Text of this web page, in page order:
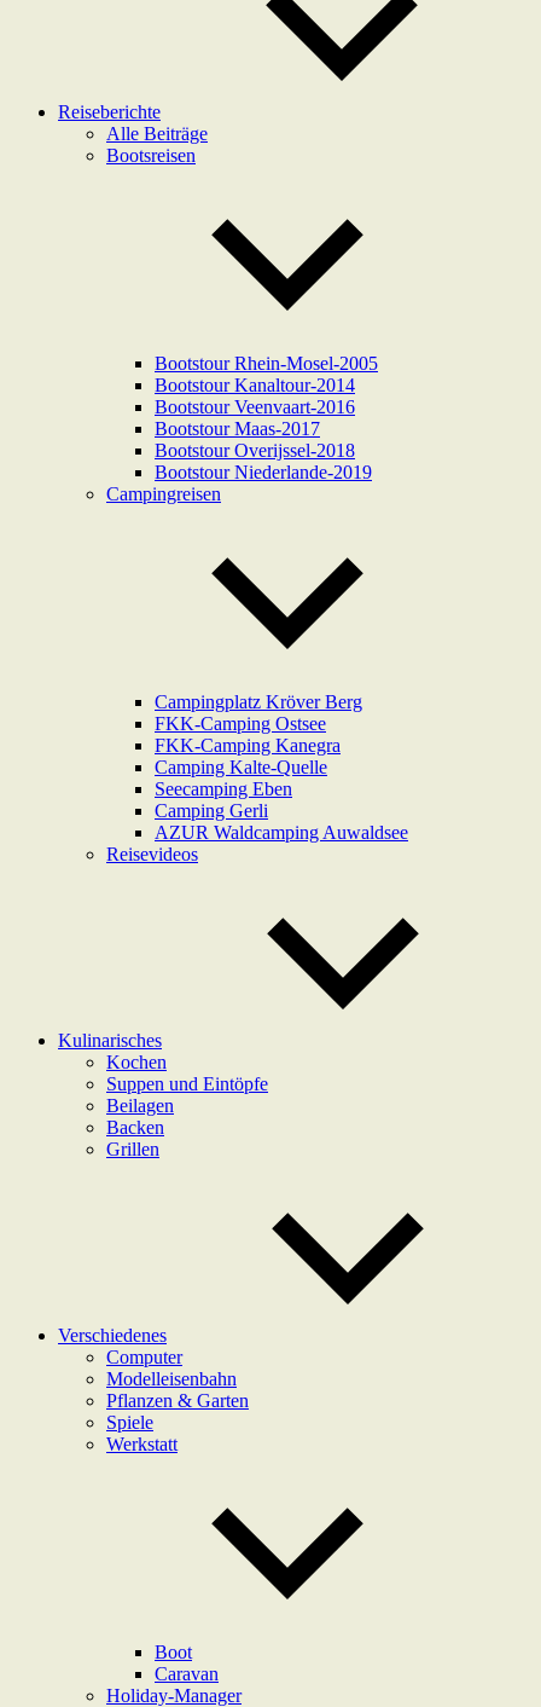
Reiseberichte
Alle Beiträge
Bootsreisen
Bootstour Rhein-Mosel-2005
Bootstour Kanaltour-2014
Bootstour Veenvaart-2016
Bootstour Maas-2017
Bootstour Overijssel-2018
Bootstour Niederlande-2019
Campingreisen
Campingplatz Kröver Berg
FKK-Camping Ostsee
FKK-Camping Kanegra
Camping Kalte-Quelle
Seecamping Eben
Camping Gerli
AZUR Waldcamping Auwaldsee
Reisevideos
Kulinarisches
Kochen
Suppen und Eintöpfe
Beilagen
Backen
Grillen
Verschiedenes
Computer
Modelleisenbahn
Pflanzen & Garten
Spiele
Werkstatt
Boot
Caravan
Holiday-Manager